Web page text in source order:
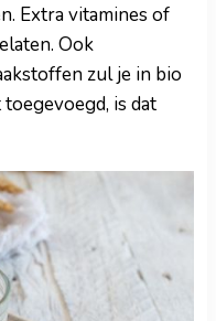
Extra vitamines of
Ook
zul je in bio
is dat